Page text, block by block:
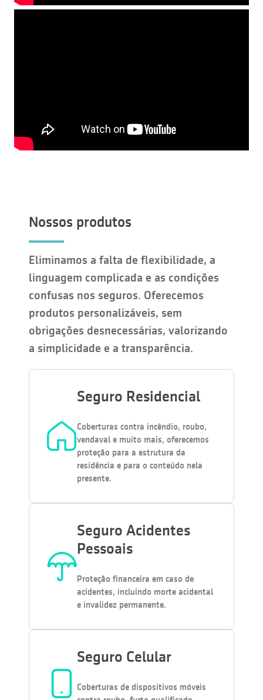
Nossos produtos
Eliminamos a falta de flexibilidade, a
linguagem complicada e as condições
confusas nos seguros. Oferecemos
produtos personalizáveis, sem
obrigações desnecessárias, valorizando
a simplicidade e a transparência.
Seguro Residencial
Coberturas contra incêndio, roubo,
vendaval e muito mais, oferecemos
proteção para a estrutura da
residência e para o conteúdo nela
presente.
Seguro Acidentes
Pessoais
Proteção financeira em caso de
acidentes, incluindo morte acidental
e invalidez permanente.
Seguro Celular
Coberturas de dispositivos móveis